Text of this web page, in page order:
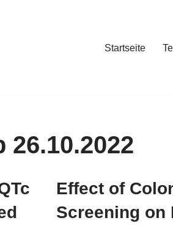
Startseite
Effect of
Screening on